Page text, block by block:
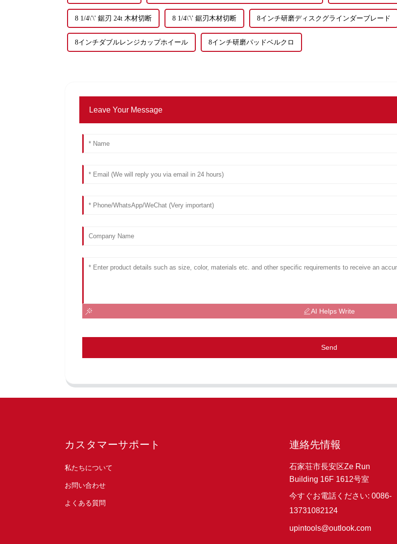
8 1/4\'\' 鋸刃 24t 木材切断 8 1/4\'\' 鋸刃木材切断 8インチ研磨ディスクグラインダーブレード
8インチダブルレンジカップホイール 8インチ研磨パッドベルクロ
Leave Your Message
AI Helps Write
Send
カスタマーサポート
私たちについて
お問い合わせ
よくある質問
連絡先情報
石家荘市長安区Ze Run
Building 16F 1612号室
今すぐお電話ください: 0086-
13731082124
upintools@outlook.com